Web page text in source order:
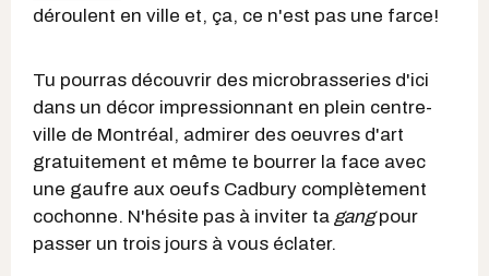
déroulent en ville et, ça, ce n'est pas une farce!
Tu pourras découvrir des microbrasseries d'ici
dans un décor impressionnant en plein centre-
ville de Montréal, admirer des oeuvres d'art
gratuitement et même te bourrer la face avec
une gaufre aux oeufs Cadbury complètement
cochonne. N'hésite pas à inviter ta gangpour
passer un trois jours à vous éclater.